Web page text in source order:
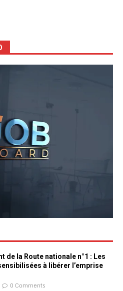
de la Route nationale n°1 : Les
à libérer l’emprise
0 Comments